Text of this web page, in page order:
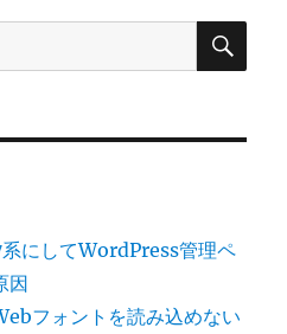
検
にしてWordPress管理ペ
因
フォントを読み込めない